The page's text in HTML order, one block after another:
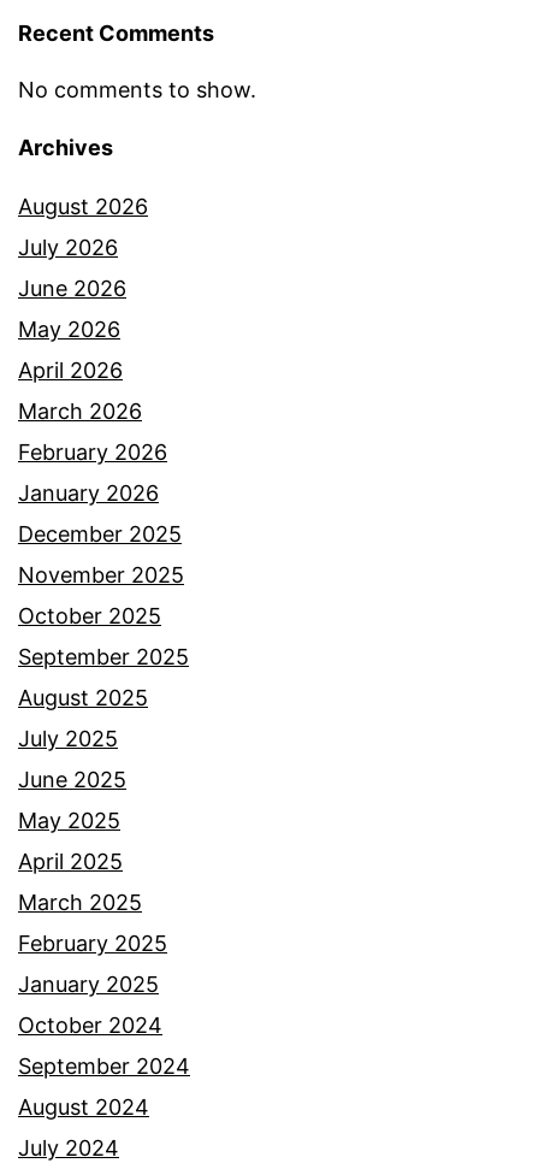
r
f
n
d
a
n
i
s
t
e
r
i
k
o
n
g
s
i
k
a
n
b
e
r
i
t
a
Recent Comments
No comments to show.
Archives
August 2026
July 2026
June 2026
May 2026
April 2026
March 2026
February 2026
January 2026
December 2025
November 2025
October 2025
September 2025
August 2025
July 2025
June 2025
May 2025
April 2025
March 2025
February 2025
January 2025
October 2024
September 2024
August 2024
July 2024